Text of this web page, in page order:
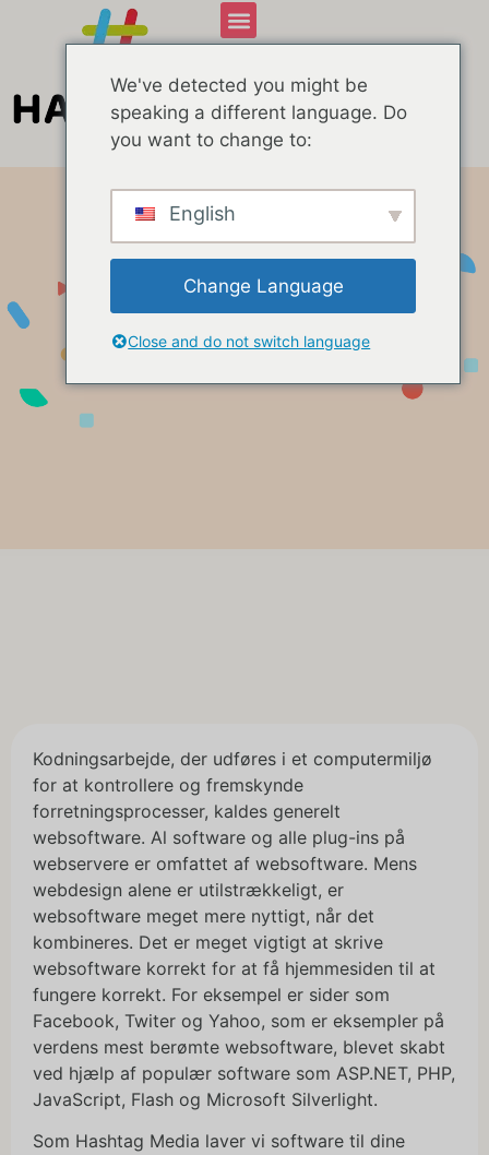
Web-software
Kodningsarbejde, der udføres i et computermiljø
for at kontrollere og fremskynde
forretningsprocesser, kaldes generelt
websoftware. Al software og alle plug-ins på
webservere er omfattet af websoftware. Mens
webdesign alene er utilstrækkeligt, er
websoftware meget mere nyttigt, når det
kombineres. Det er meget vigtigt at skrive
websoftware korrekt for at få hjemmesiden til at
fungere korrekt. For eksempel er sider som
Facebook, Twiter og Yahoo, som er eksempler på
verdens mest berømte websoftware, blevet skabt
ved hjælp af populær software som ASP.NET, PHP,
JavaScript, Flash og Microsoft Silverlight.
Som Hashtag Media laver vi software til dine
We've detected you might be
speaking a different language. Do
you want to change to:
English
Change Language
Close and do not switch language